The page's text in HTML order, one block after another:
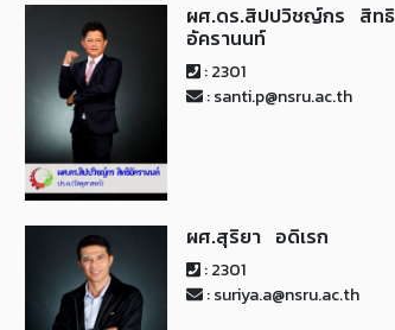
ผศ.ดร.สิปปวิชญ์กร สิทธิ
อัครานนท์
: 2301
: santi.p@nsru.ac.th
ผศ.สุริยา อดิเรก
: 2301
: suriya.a@nsru.ac.th